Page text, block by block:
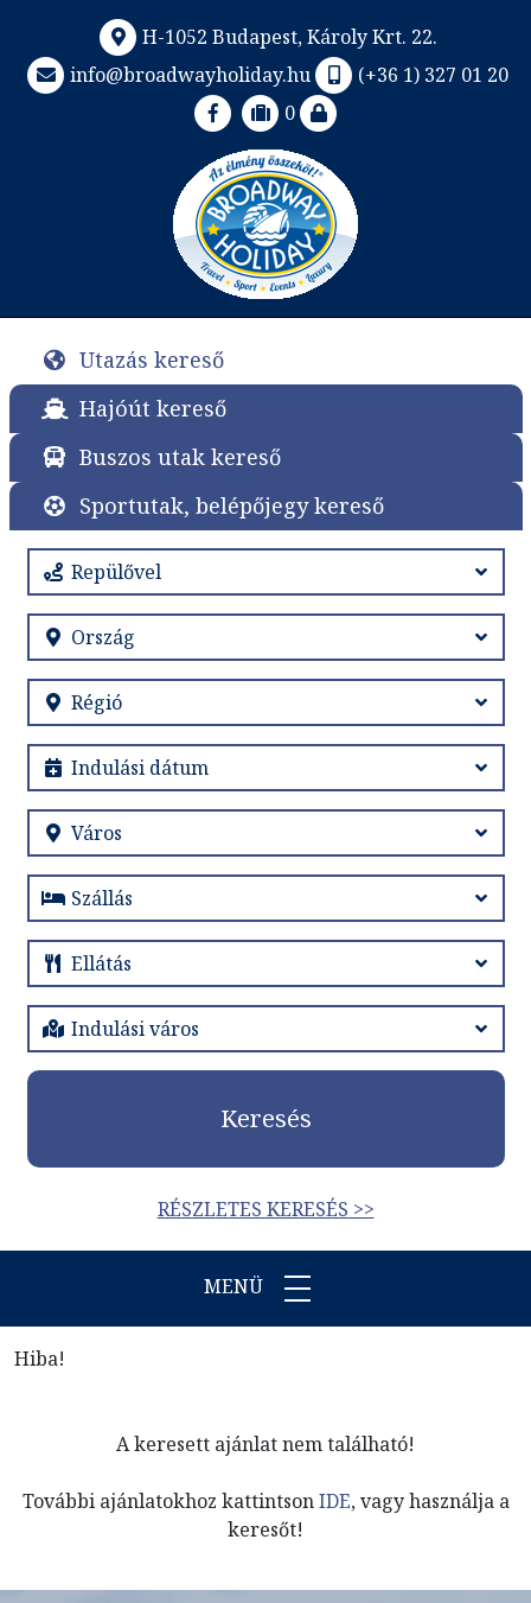
H-1052 Budapest, Károly Krt. 22.
info@broadwayholiday.hu
(+36 1) 327 01 20
0
Utazás kereső
Hajóút kereső
Buszos utak kereső
Sportutak, belépőjegy kereső
Keresés
RÉSZLETES KERESÉS >>
MENÜ
Hiba!
A keresett ajánlat nem található!
További ajánlatokhoz kattintsonIDE, vagy használja a
keresőt!